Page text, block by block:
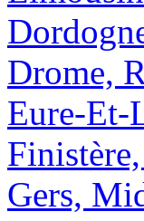
Drome,
Eure-Et-
Gers,